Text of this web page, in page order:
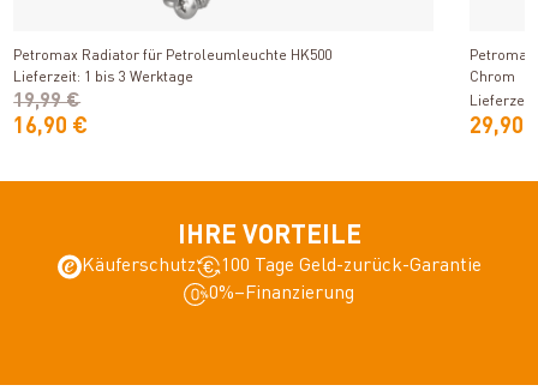
Produkt ansehen
Petromax Radiator für Petroleumleuchte HK500
Lieferzeit: 1 bis 3 Werktage
16,90 €
19,99 €
Chrom
29,90
IHRE VORTEILE
Käuferschutz
100 Tage Geld-zurück-Garantie
0%–Finanzierung